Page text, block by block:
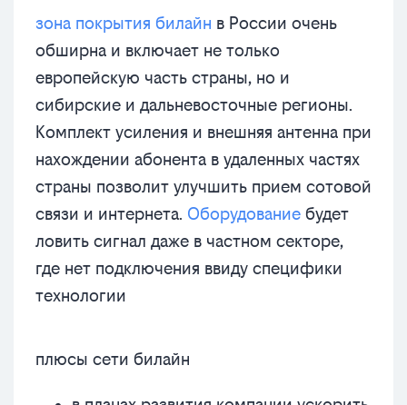
зона покрытия билайн в России очень
обширна и включает не только
европейскую часть страны, но и
сибирские и дальневосточные регионы.
Комплект усиления и внешняя антенна при
нахождении абонента в удаленных частях
страны позволит улучшить прием сотовой
связи и интернета. Оборудование будет
ловить сигнал даже в частном секторе,
где нет подключения ввиду специфики
технологии
плюсы сети билайн